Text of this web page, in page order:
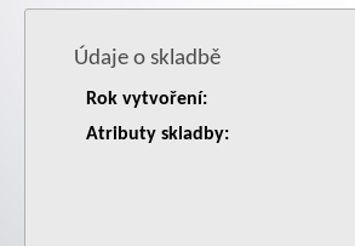
Údaje o skladbě
Rok vytvoření:
Atributy skladby: